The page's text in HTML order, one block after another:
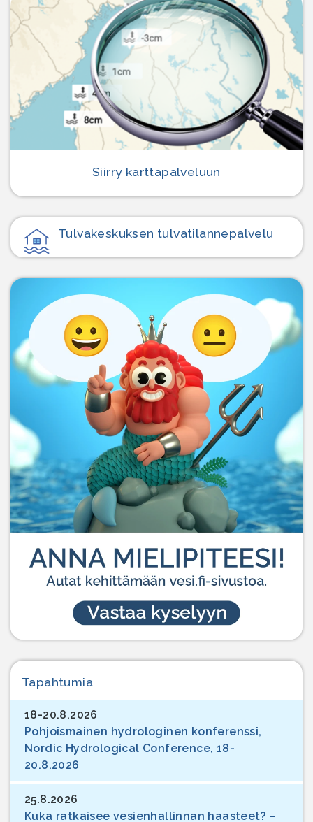
Siirry karttapalveluun
Tulvakeskuksen tulvatilanne­palvelu
Tapahtumia
18-20.8.2026
Pohjoismainen hydrologinen konferenssi,
Nordic Hydrological Conference, 18-
20.8.2026
25.8.2026
Kuka ratkaisee vesienhallinnan haasteet? –